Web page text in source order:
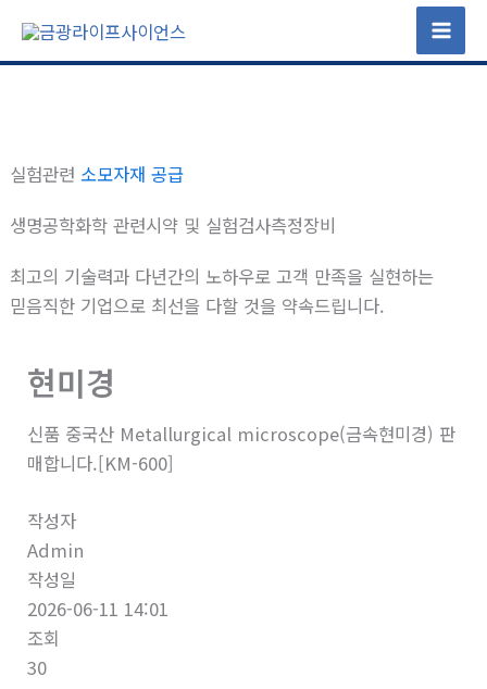
츠
뛰
기
실험관련 소모자재 공급
생명공학화학 관련시약 및 실험검사측정장비
최고의 기술력과 다년간의 노하우로 고객 만족을 실현하는
믿음직한 기업으로 최선을 다할 것을 약속드립니다.
현미경
신품 중국산 Metallurgical microscope(금속현미경) 판
매합니다.[KM-600]
작성자
Admin
작성일
2026-06-11 14:01
조회
30